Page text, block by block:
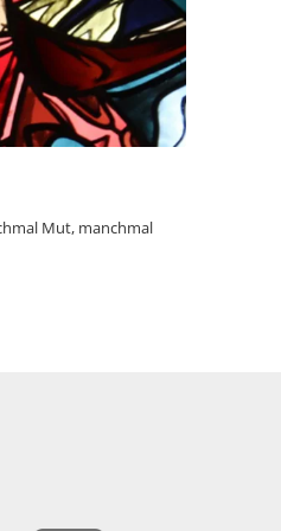
Mut, manchmal